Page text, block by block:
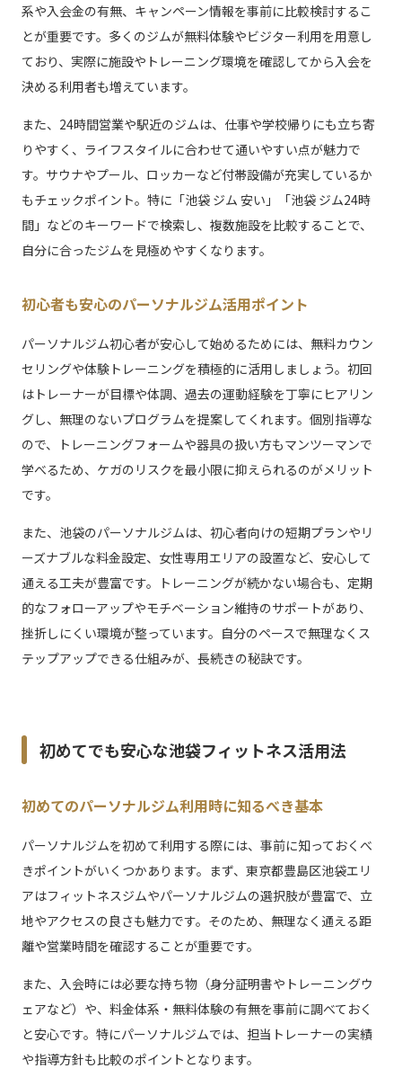
系や入会金の有無、キャンペーン情報を事前に比較検討するこ
とが重要です。多くのジムが無料体験やビジター利用を用意し
ており、実際に施設やトレーニング環境を確認してから入会を
決める利用者も増えています。
また、24時間営業や駅近のジムは、仕事や学校帰りにも立ち寄
りやすく、ライフスタイルに合わせて通いやすい点が魅力で
す。サウナやプール、ロッカーなど付帯設備が充実しているか
もチェックポイント。特に「池袋 ジム 安い」「池袋 ジム24時
間」などのキーワードで検索し、複数施設を比較することで、
自分に合ったジムを見極めやすくなります。
初心者も安心のパーソナルジム活用ポイント
パーソナルジム初心者が安心して始めるためには、無料カウン
セリングや体験トレーニングを積極的に活用しましょう。初回
はトレーナーが目標や体調、過去の運動経験を丁寧にヒアリン
グし、無理のないプログラムを提案してくれます。個別指導な
ので、トレーニングフォームや器具の扱い方もマンツーマンで
学べるため、ケガのリスクを最小限に抑えられるのがメリット
です。
また、池袋のパーソナルジムは、初心者向けの短期プランやリ
ーズナブルな料金設定、女性専用エリアの設置など、安心して
通える工夫が豊富です。トレーニングが続かない場合も、定期
的なフォローアップやモチベーション維持のサポートがあり、
挫折しにくい環境が整っています。自分のペースで無理なくス
テップアップできる仕組みが、長続きの秘訣です。
初めてでも安心な池袋フィットネス活用法
初めてのパーソナルジム利用時に知るべき基本
パーソナルジムを初めて利用する際には、事前に知っておくべ
きポイントがいくつかあります。まず、東京都豊島区池袋エリ
アはフィットネスジムやパーソナルジムの選択肢が豊富で、立
地やアクセスの良さも魅力です。そのため、無理なく通える距
離や営業時間を確認することが重要です。
また、入会時には必要な持ち物（身分証明書やトレーニングウ
ェアなど）や、料金体系・無料体験の有無を事前に調べておく
と安心です。特にパーソナルジムでは、担当トレーナーの実績
や指導方針も比較のポイントとなります。